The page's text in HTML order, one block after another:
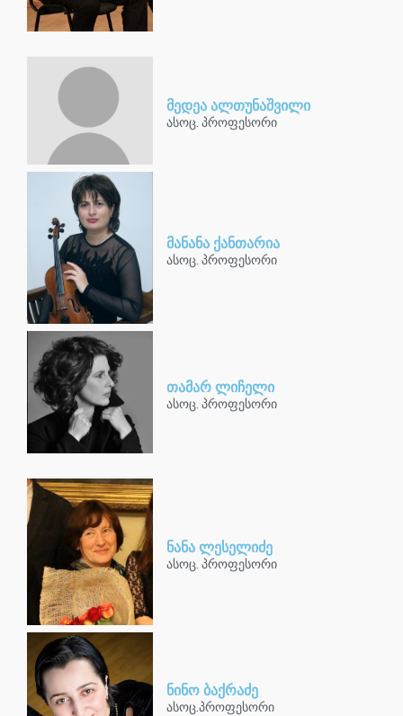
მედეა ალთუნაშვილი
ასოც. პროფესორი
მანანა ქანთარია
ასოც. პროფესორი
თამარ ლიჩელი
ასოც. პროფესორი
ნანა ლესელიძე
ასოც. პროფესორი
ნინო ბაქრაძე
ასოც.პროფესორი